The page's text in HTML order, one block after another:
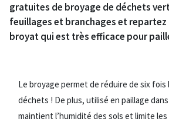
gratuites de broyage de déchets
feuillages et branchages et repartez
broyat qui est très efficace pour
Le broyage permet de réduire de six fois
déchets ! De plus, utilisé en paillage
maintient l’humidité des sols et limite